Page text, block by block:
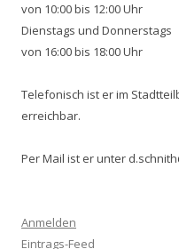
von 10:00 bis 12:00 Uhr
Dienstags und Donnerstags
von 16:00 bis 18:00 Uhr
Telefonisch ist er im
erreichbar.
Per Mail ist er unter
Anmelden
Eintrags-Feed